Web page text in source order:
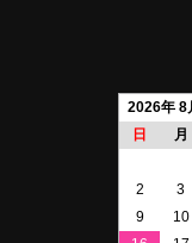
2026年 8
日
月
2
3
9
10